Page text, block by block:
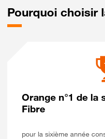
Pourquoi choisir
Orange n°1 de la
Fibre
pour la sixième année